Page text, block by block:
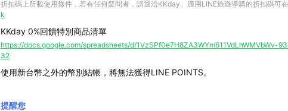
折扣碼上所載使用條件，若有任何疑問者，請逕洽KKday。適用LINE旅遊導購的折扣碼可
k
KKday 0%回饋特別商品清單
https://docs.google.com/spreadsheets/d/1VzSPf0e7H8ZA3WYm611VdLhWMVbWv-
32
使用新台幣之外的幣別結帳，將無法獲得LINE POINTS。
提醒您